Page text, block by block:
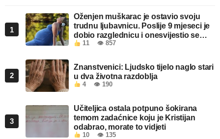
1
Oženjen muškarac je ostavio svoju
trudnu ljubavnicu. Poslije 9 mjeseci je
dobio razglednicu i onesvijestio se
kada je pročitao šta piše!
11 👁 857
2
Znanstvenici: Ljudsko tijelo naglo stari
u dva životna razdoblja
4 👁 190
3
Učiteljica ostala potpuno šokirana
temom zadaćnice koju je Kristijan
odabrao, morate to vidjeti
10 👁 135